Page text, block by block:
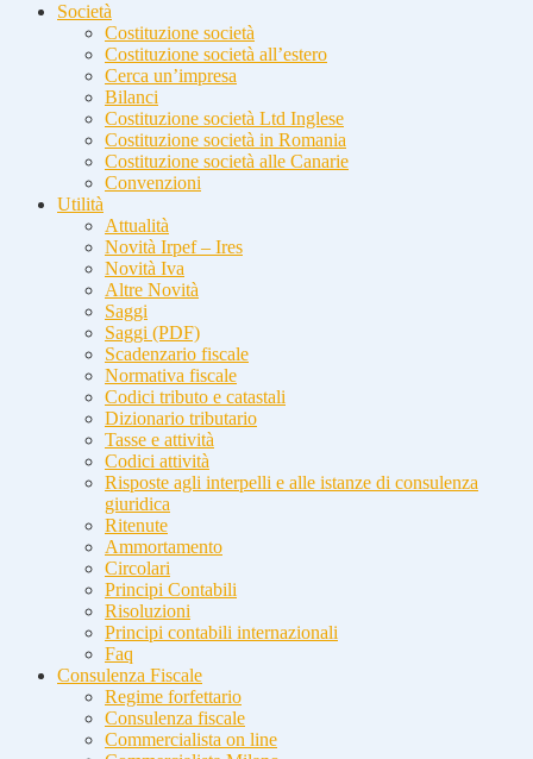
Società
Costituzione società
Costituzione società all’estero
Cerca un’impresa
Bilanci
Costituzione società Ltd Inglese
Costituzione società in Romania
Costituzione società alle Canarie
Convenzioni
Utilità
Attualità
Novità Irpef – Ires
Novità Iva
Altre Novità
Saggi
Saggi (PDF)
Scadenzario fiscale
Normativa fiscale
Codici tributo e catastali
Dizionario tributario
Tasse e attività
Codici attività
Risposte agli interpelli e alle istanze di consulenza
giuridica
Ritenute
Ammortamento
Circolari
Principi Contabili
Risoluzioni
Principi contabili internazionali
Faq
Consulenza Fiscale
Regime forfettario
Consulenza fiscale
Commercialista on line